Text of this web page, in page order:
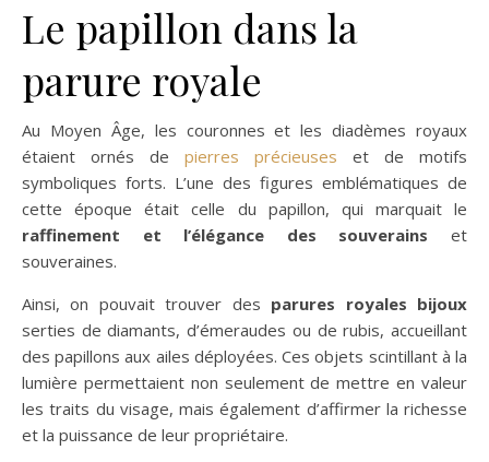
Le papillon dans la
parure royale
Au Moyen Âge, les couronnes et les diadèmes royaux
étaient ornés de pierres précieuses et de motifs
symboliques forts. L’une des figures emblématiques de
cette époque était celle du papillon, qui marquait le
raffinement et l’élégance des souverains et
souveraines.
Ainsi, on pouvait trouver des parures royales bijoux
serties de diamants, d’émeraudes ou de rubis, accueillant
des papillons aux ailes déployées. Ces objets scintillant à la
lumière permettaient non seulement de mettre en valeur
les traits du visage, mais également d’affirmer la richesse
et la puissance de leur propriétaire.